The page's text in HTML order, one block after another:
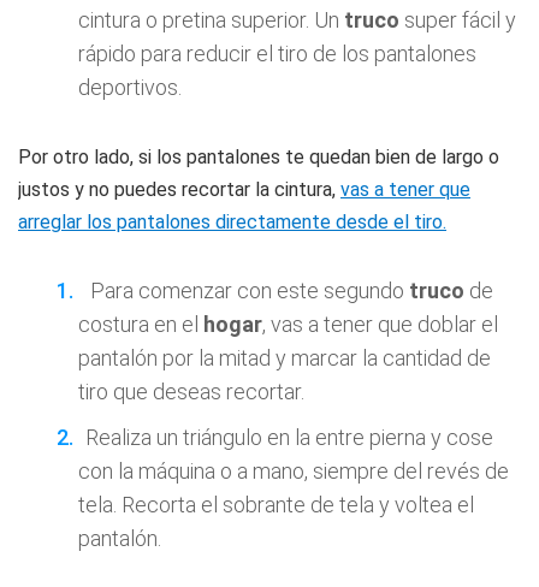
cintura o pretina superior. Un truco super fácil y
rápido para reducir el tiro de los pantalones
deportivos.
Por otro lado, si los pantalones te quedan bien de largo o
justos y no puedes recortar la cintura, vas a tener que
arreglar los pantalones directamente desde el tiro.
Para comenzar con este segundo truco de
costura en el hogar, vas a tener que doblar el
pantalón por la mitad y marcar la cantidad de
tiro que deseas recortar.
Realiza un triángulo en la entre pierna y cose
con la máquina o a mano, siempre del revés de
tela. Recorta el sobrante de tela y voltea el
pantalón.